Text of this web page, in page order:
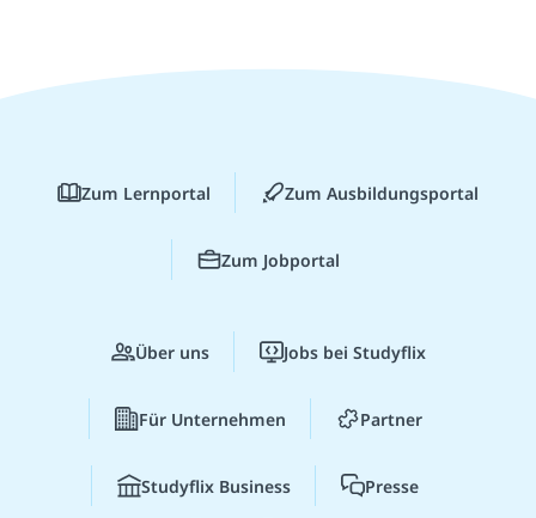
Zum Lernportal Zum Ausbildungsportal
Zum Jobportal
Über uns Jobs bei Studyflix
Für Unternehmen Partner
Studyflix Business Presse